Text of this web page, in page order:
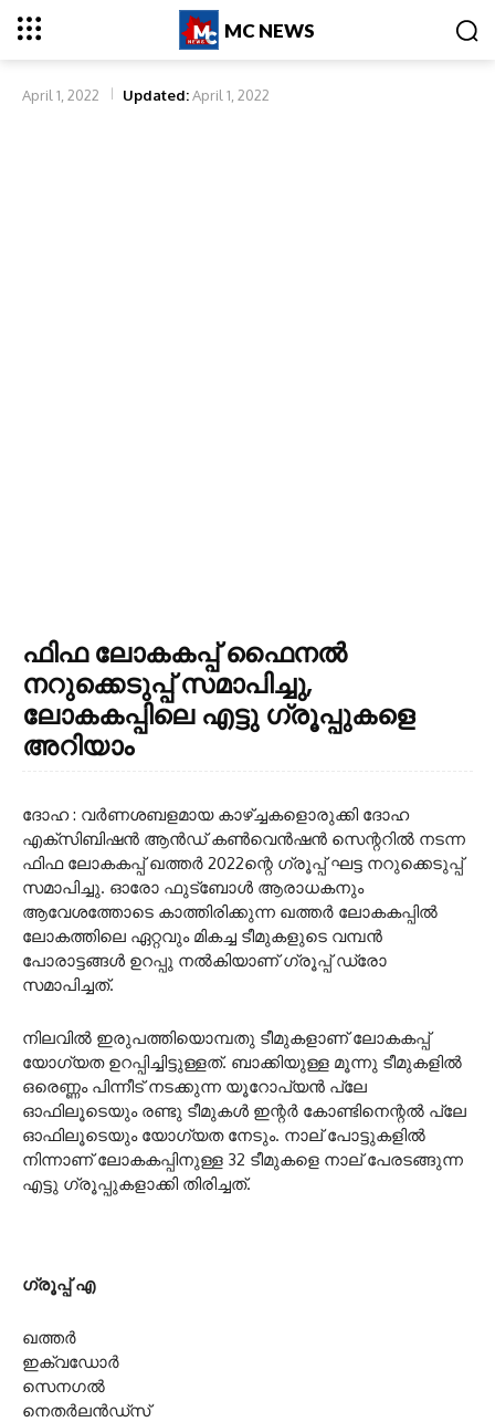
MC NEWS
April 1, 2022 Updated:April 1, 2022
ഫിഫ ലോകകപ്പ് ഫൈനൽ
നറുക്കെടുപ്പ് സമാപിച്ചു,
ലോകകപ്പിലെ എട്ടു ഗ്രൂപ്പുകളെ
അറിയാം
ദോഹ : വർണശബളമായ കാഴ്‌ച്ചകളൊരുക്കി ദോഹ
എക്‌സിബിഷൻ ആൻഡ് കൺവെൻഷൻ സെന്ററിൽ നടന്ന
ഫിഫ ലോകകപ്പ് ഖത്തർ 2022ന്റെ ഗ്രൂപ്പ് ഘട്ട നറുക്കെടുപ്പ്
സമാപിച്ചു. ഓരോ ഫുട്ബോൾ ആരാധകനും
ആവേശത്തോടെ കാത്തിരിക്കുന്ന ഖത്തർ ലോകകപ്പിൽ
ലോകത്തിലെ ഏറ്റവും മികച്ച ടീമുകളുടെ വമ്പൻ
പോരാട്ടങ്ങൾ ഉറപ്പു നൽകിയാണ് ഗ്രൂപ്പ് ഡ്രോ
സമാപിച്ചത്.
നിലവിൽ ഇരുപത്തിയൊമ്പതു ടീമുകളാണ് ലോകകപ്പ്
യോഗ്യത ഉറപ്പിച്ചിട്ടുള്ളത്. ബാക്കിയുള്ള മൂന്നു ടീമുകളിൽ
ഒരെണ്ണം പിന്നീട് നടക്കുന്ന യൂറോപ്യൻ പ്ലേ
ഓഫിലൂടെയും രണ്ടു ടീമുകൾ ഇന്റർ കോണ്ടിനെന്റൽ പ്ലേ
ഓഫിലൂടെയും യോഗ്യത നേടും. നാല് പോട്ടുകളിൽ
നിന്നാണ് ലോകകപ്പിനുള്ള 32 ടീമുകളെ നാല് പേരടങ്ങുന്ന
എട്ടു ഗ്രൂപ്പുകളാക്കി തിരിച്ചത്.
ഗ്രൂപ്പ് എ
ഖത്തർ
ഇക്വഡോർ
സെനഗൽ
നെതർലൻഡ്‌സ്